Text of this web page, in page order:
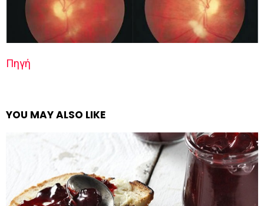
Πηγή
YOU MAY ALSO LIKE